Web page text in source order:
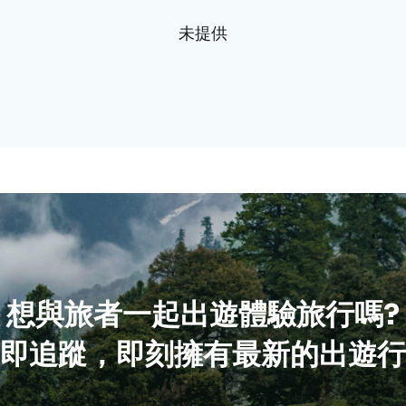
未提供
想與旅者一起出遊體驗旅行嗎?
追蹤，即刻擁有最新的出遊